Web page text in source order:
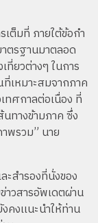
เต็มที่ ภายใต้ข้อกำ
าตรฐานมาตลอด
ที่ยวต่างๆ ในการ
เหมาะสมจากภาค
ทศกาลต่อเนื่อง ที่
ทางข้ามภาค ซึ่ง
พรวม” นาย
ะสำรองที่นั่งของ
าวสารอัพเดตผ่าน
งเเนะนำให้ท่าน